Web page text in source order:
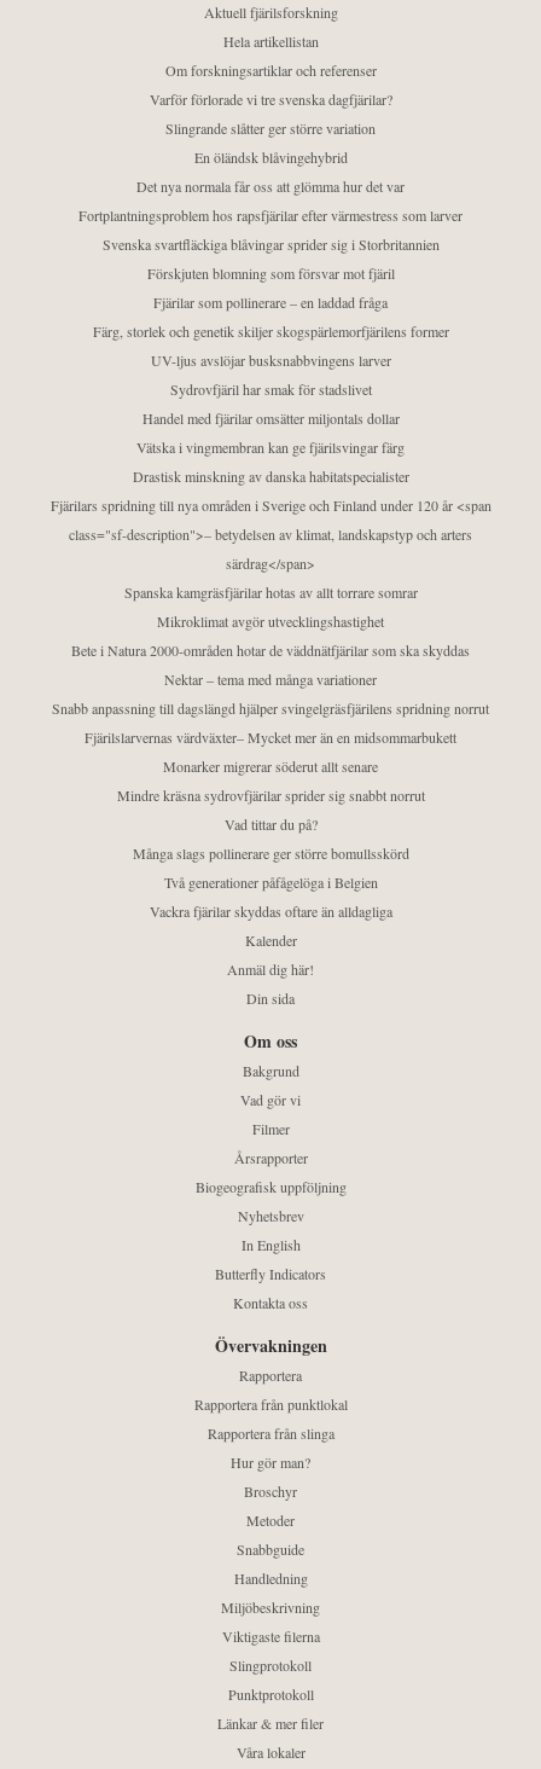
Aktuell fjärilsforskning
Hela artikellistan
Om forskningsartiklar och referenser
Varför förlorade vi tre svenska dagfjärilar?
Slingrande slåtter ger större variation
En öländsk blåvingehybrid
Det nya normala får oss att glömma hur det var
Fortplantningsproblem hos rapsfjärilar efter värmestress som larver
Svenska svartfläckiga blåvingar sprider sig i Storbritannien
Förskjuten blomning som försvar mot fjäril
Fjärilar som pollinerare – en laddad fråga
Färg, storlek och genetik skiljer skogspärlemorfjärilens former
UV-ljus avslöjar busksnabbvingens larver
Sydrovfjäril har smak för stadslivet
Handel med fjärilar omsätter miljontals dollar
Vätska i vingmembran kan ge fjärilsvingar färg
Drastisk minskning av danska habitatspecialister
Fjärilars spridning till nya områden i Sverige och Finland under 120 år <span
class="sf-description">– betydelsen av klimat, landskapstyp och arters
särdrag</span>
Spanska kamgräsfjärilar hotas av allt torrare somrar
Mikroklimat avgör utvecklingshastighet
Bete i Natura 2000-områden hotar de väddnätfjärilar som ska skyddas
Nektar – tema med många variationer
Snabb anpassning till dagslängd hjälper svingelgräsfjärilens spridning norrut
Fjärilslarvernas värdväxter– Mycket mer än en midsommarbukett
Monarker migrerar söderut allt senare
Mindre kräsna sydrovfjärilar sprider sig snabbt norrut
Vad tittar du på?
Många slags pollinerare ger större bomullsskörd
Två generationer påfågelöga i Belgien
Vackra fjärilar skyddas oftare än alldagliga
Kalender
Anmäl dig här!
Din sida
Om oss
Bakgrund
Vad gör vi
Filmer
Årsrapporter
Biogeografisk uppföljning
Nyhetsbrev
In English
Butterfly Indicators
Kontakta oss
Övervakningen
Rapportera
Rapportera från punktlokal
Rapportera från slinga
Hur gör man?
Broschyr
Metoder
Snabbguide
Handledning
Miljöbeskrivning
Viktigaste filerna
Slingprotokoll
Punktprotokoll
Länkar & mer filer
Våra lokaler